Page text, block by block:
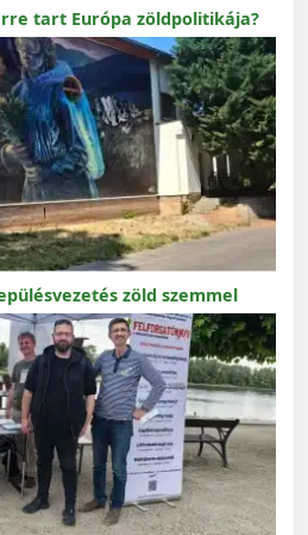
tart Európa zöldpolitikája?
zöld szemmel